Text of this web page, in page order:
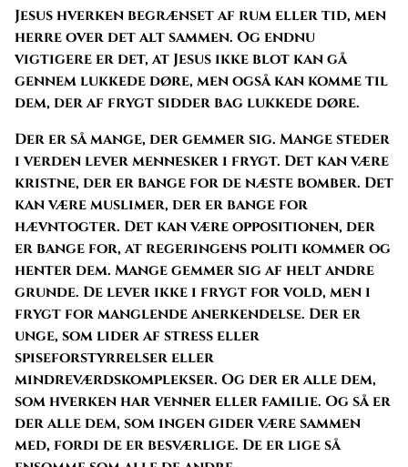
Jesus hverken begrænset af rum eller tid, men
herre over det alt sammen. Og endnu
vigtigere er det, at Jesus ikke blot kan gå
gennem lukkede døre, men også kan komme til
dem, der af frygt sidder bag lukkede døre.
Der er så mange, der gemmer sig. Mange steder
i verden lever mennesker i frygt. Det kan være
kristne, der er bange for de næste bomber. Det
kan være muslimer, der er bange for
hævntogter. Det kan være oppositionen, der
er bange for, at regeringens politi kommer og
henter dem. Mange gemmer sig af helt andre
grunde. De lever ikke i frygt for vold, men i
frygt for manglende anerkendelse. Der er
unge, som lider af stress eller
spiseforstyrrelser eller
mindreværdskomplekser. Og der er alle dem,
som hverken har venner eller familie. Og så er
der alle dem, som ingen gider være sammen
med, fordi de er besværlige. De er lige så